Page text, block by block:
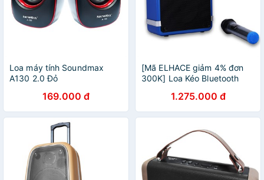
Loa máy tính Soundmax
A130 2.0 Đỏ
169.000 đ
[Mã ELHACE giảm 4% đơn
300K] Loa Kéo Bluetooth
1.275.000 đ